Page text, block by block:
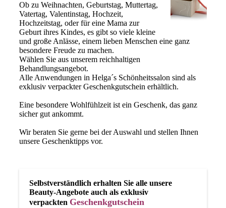
Ob zu Weihnachten, Geburtstag, Muttertag,
Vatertag, Valentinstag, Hochzeit,
Hochzeitstag, oder für eine Mama zur
Geburt ihres Kindes, es gibt so viele kleine
und große Anlässe, einem lieben Menschen eine ganz
besondere Freude zu machen.
Wählen Sie aus unserem reichhaltigen
Behandlungsangebot.
Alle Anwendungen in Helga´s Schönheitssalon sind als
exklusiv verpackter Geschenkgutschein erhältlich.
Eine besondere Wohlfühlzeit ist ein Geschenk, das ganz
sicher gut ankommt.
Wir beraten Sie gerne bei der Auswahl und stellen Ihnen
unsere Geschenktipps vor.
Selbstverständlich erhalten Sie alle unsere
Beauty-Angebote auch als exklusiv
verpackten Geschenkgutschein